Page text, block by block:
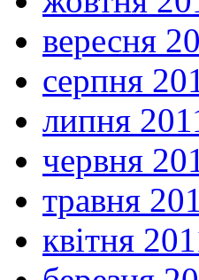
вересня
серпня
липня
червня
травня
квітня